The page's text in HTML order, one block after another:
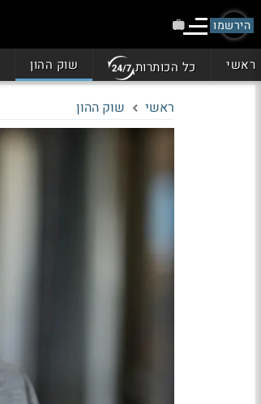
הירשמו
ראשי כל הכותרות שוק ההון
ראשי שוק ההון